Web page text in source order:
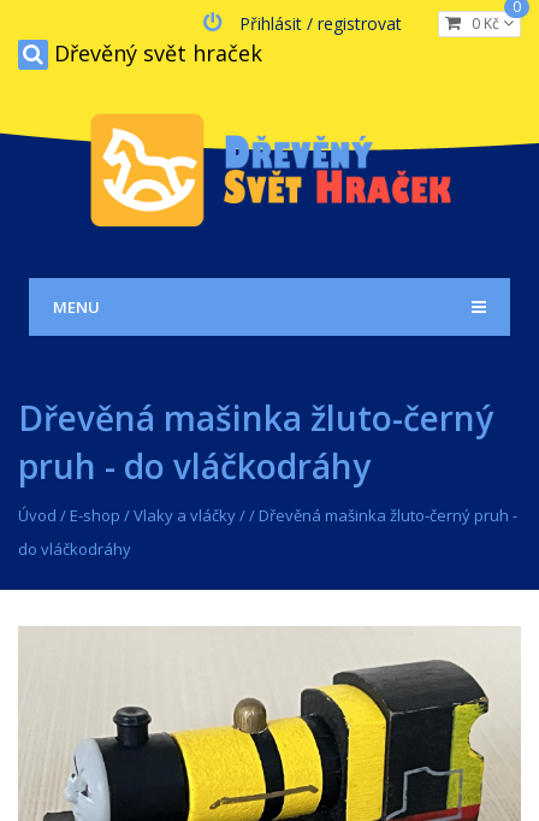
0 Kč
0
Přihlásit / registrovat
Dřevěný svět hraček
MENU
Dřevěná mašinka žluto-černý
pruh - do vláčkodráhy
Úvod / E-shop /Vlaky a vláčky// Dřevěná mašinka žluto-černý pruh -
do vláčkodráhy